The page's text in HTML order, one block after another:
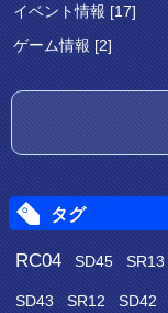
イベント情報 [17]
ゲーム情報 [2]
タグ
RC04 SD45 SR13
SD43 SR12 SD42